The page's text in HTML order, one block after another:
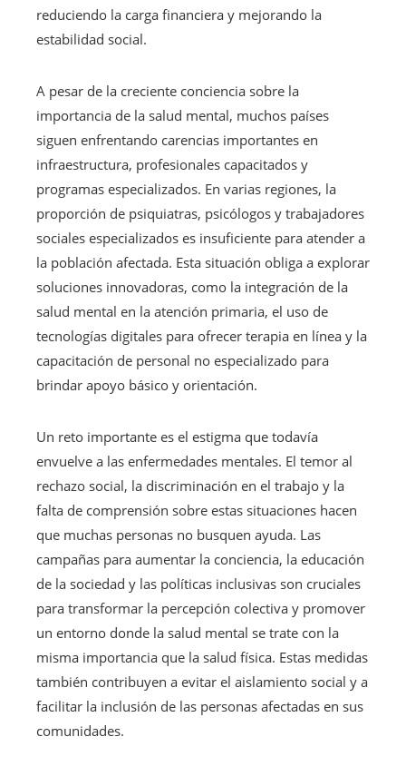
reduciendo la carga financiera y mejorando la
estabilidad social.
A pesar de la creciente conciencia sobre la
importancia de la salud mental, muchos países
siguen enfrentando carencias importantes en
infraestructura, profesionales capacitados y
programas especializados. En varias regiones, la
proporción de psiquiatras, psicólogos y trabajadores
sociales especializados es insuficiente para atender a
la población afectada. Esta situación obliga a explorar
soluciones innovadoras, como la integración de la
salud mental en la atención primaria, el uso de
tecnologías digitales para ofrecer terapia en línea y la
capacitación de personal no especializado para
brindar apoyo básico y orientación.
Un reto importante es el estigma que todavía
envuelve a las enfermedades mentales. El temor al
rechazo social, la discriminación en el trabajo y la
falta de comprensión sobre estas situaciones hacen
que muchas personas no busquen ayuda. Las
campañas para aumentar la conciencia, la educación
de la sociedad y las políticas inclusivas son cruciales
para transformar la percepción colectiva y promover
un entorno donde la salud mental se trate con la
misma importancia que la salud física. Estas medidas
también contribuyen a evitar el aislamiento social y a
facilitar la inclusión de las personas afectadas en sus
comunidades.